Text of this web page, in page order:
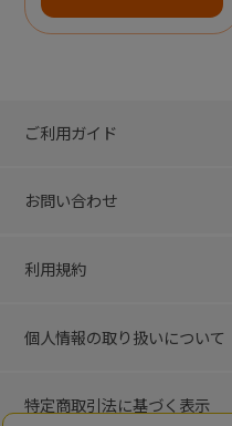
ご利用ガイド
お問い合わせ
利用規約
個人情報の取り扱いについて
特定商取引法に基づく表示